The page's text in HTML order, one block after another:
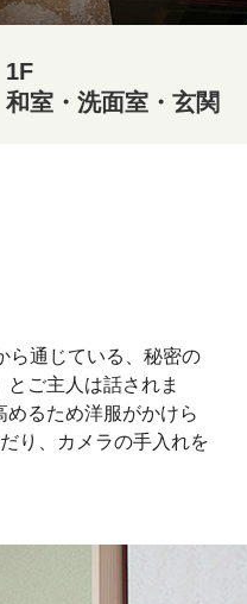
1F
和室・洗面室・玄関
ら通じている、秘密の
ご主人は話されま
るため洋服がかけら
り、カメラの手入れを